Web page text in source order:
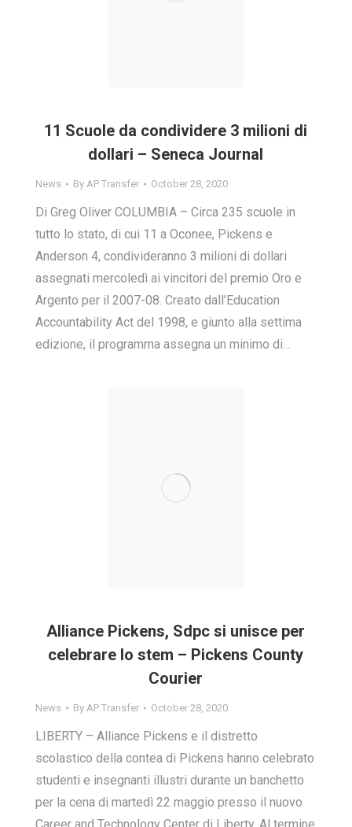
11 Scuole da condividere 3 milioni di
dollari – Seneca Journal
News By AP Transfer October 28, 2020
Di Greg Oliver COLUMBIA – Circa 235 scuole in
tutto lo stato, di cui 11 a Oconee, Pickens e
Anderson 4, condivideranno 3 milioni di dollari
assegnati mercoledì ai vincitori del premio Oro e
Argento per il 2007-08. Creato dall’Education
Accountability Act del 1998, e giunto alla settima
edizione, il programma assegna un minimo di…
Alliance Pickens, Sdpc si unisce per
celebrare lo stem – Pickens County
Courier
News By AP Transfer October 28, 2020
LIBERTY – Alliance Pickens e il distretto
scolastico della contea di Pickens hanno celebrato
studenti e insegnanti illustri durante un banchetto
per la cena di martedì 22 maggio presso il nuovo